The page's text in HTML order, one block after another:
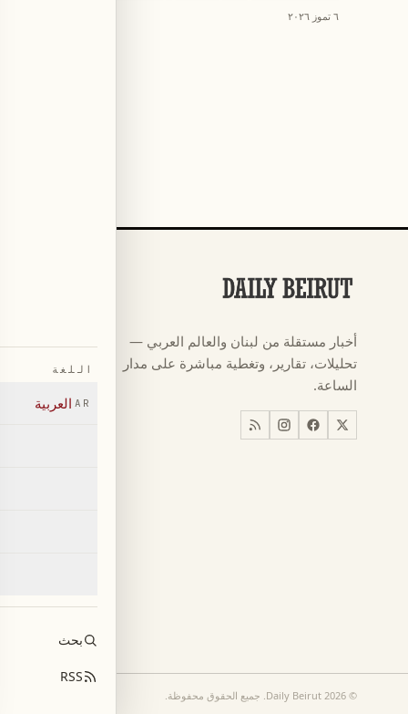
٦ تموز ٢٠٢٦
أخبار مستقلة من لبنان والعالم العربي —
تحليلات، تقارير، وتغطية مباشرة على مدار
الساعة.
كأس العالم
←أخبار
←اخبار لبنان
©
2026 جميع الحقوق محفوظة.
اللغة
AR العربية
بحث
RSS